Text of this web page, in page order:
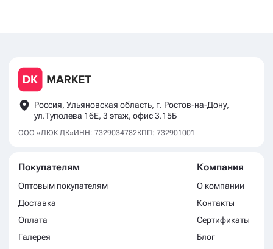
Россия, Ульяновская область, г. Ростов-на-Дону,
ул.Туполева 16Е, 3 этаж, офис 3.15Б
ООО «ЛЮК ДК»ИНН: 7329034782КПП: 732901001
Покупателям
Оптовым покупателям
Доставка
Оплата
Галерея
Компания
О компании
Контакты
Сертификаты
Блог